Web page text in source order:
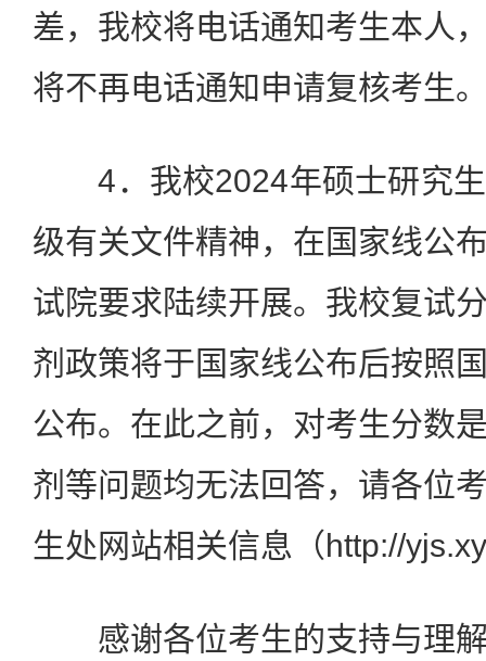
差，我校将电话通知考生本人
将不再电话通知申请复核考生
4．我校2024年硕士研究生
级有关文件精神，在国家线公
试院要求陆续开展。我校复试
剂政策将于国家线公布后按照
公布。在此之前，对考生分数
剂等问题均无法回答，请各位
生处网站相关信息（http://
感谢各位考生的支持与理解